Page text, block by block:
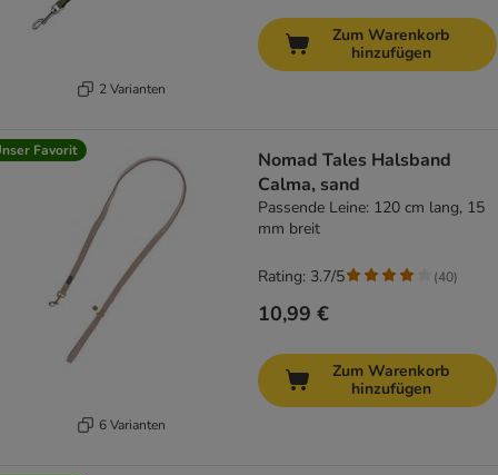
2 Varianten
Zum Warenkorb
hinzufügen
Favorit
6 Varianten
Nomad Tales Halsband
Calma, sand
Passende Leine: 120 cm lang, 15
mm breit
10,99 €
Rating: 3.7/5 (40)
Zum Warenkorb
hinzufügen